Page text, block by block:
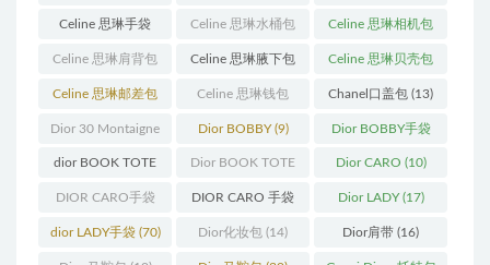
(23) (14) (18)
Celine 思琳手袋
(250)
Celine 思琳水桶包
(55)
Celine 思琳相机包
(11)
Celine 思琳肩背包
(12)
Celine 思琳腋下包
(10)
Celine 思琳贝壳包
(12)
Celine 思琳邮差包
(13)
Celine 思琳钱包
(10)
Chanel口盖包 (13)
Dior 30 Montaigne
蒙田(31)
Dior BOBBY(9) Dior BOBBY手袋
(26)
dior BOOK TOTE
(12)
Dior BOOK TOTE
手袋(163)
Dior CARO (10)
DIOR CARO手袋
(11)
DIOR CARO 手袋
(31)
Dior LADY(17)
dior LADY手袋(70) Dior化妆包 (14) Dior肩带 (16)